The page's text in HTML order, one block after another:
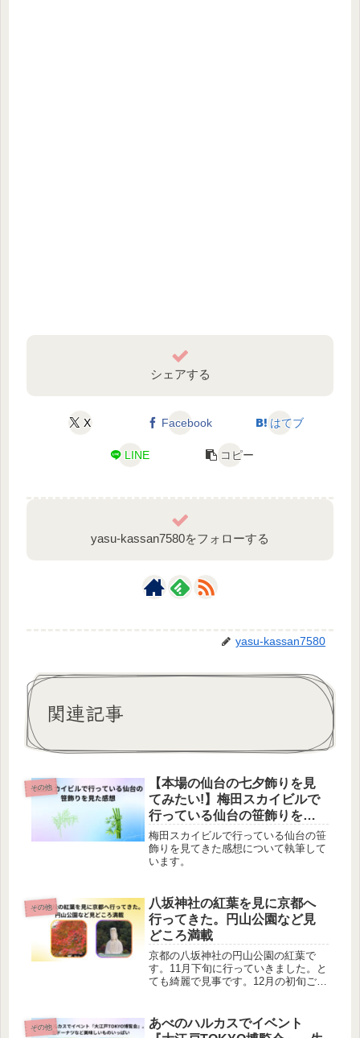
シェアする
X Facebook はてブ
LINE コピー
yasu-kassan7580をフォローする
yasu-kassan7580
関連記事
その他
【本場の仙台の七夕飾りを見
てみたい!】梅田スカイビルで
行っている仙台の笹飾りを見
た感想
梅田スカイビルで行っている仙台の笹
飾りを見てきた感想について執筆して
います。
その他
八坂神社の紅葉を見に京都へ
行ってきた。円山公園など見
どころ満載
京都の八坂神社の円山公園の紅葉で
す。11月下旬に行っていきました。と
ても綺麗で見事です。12月の初旬ごろ
いかがでしょうか。とてもおすすめな
スポットです。
その他
あべのハルカスでイベント